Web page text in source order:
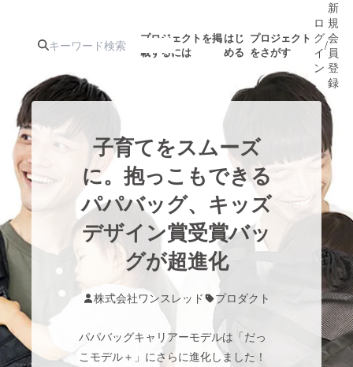
プロジェクトを掲
載するには
はじ
める
プロジェクト
をさがす
人気のプロ
ジェクト
注目のリ
ターン
注目の新着プロ
ジェクト
募集終了が近いプ
ロジェクト
もうすぐ公開
されます
アート・写真
テクノロジー・ガジェット ゲーム・
映像・映画 書籍・雑誌
ビジネス・起業 チャレンジ
ロ
グ
イ
ン
/
新
規
会
員
登
録
子育てをスムーズ
に。抱っこもできる
パパバッグ、キッズ
デザイン賞受賞バッ
グが超進化
株式会社ワンスレッド プロダクト
パパバッグキャリアーモデルは「だっ
こモデル＋」にさらに進化しました！